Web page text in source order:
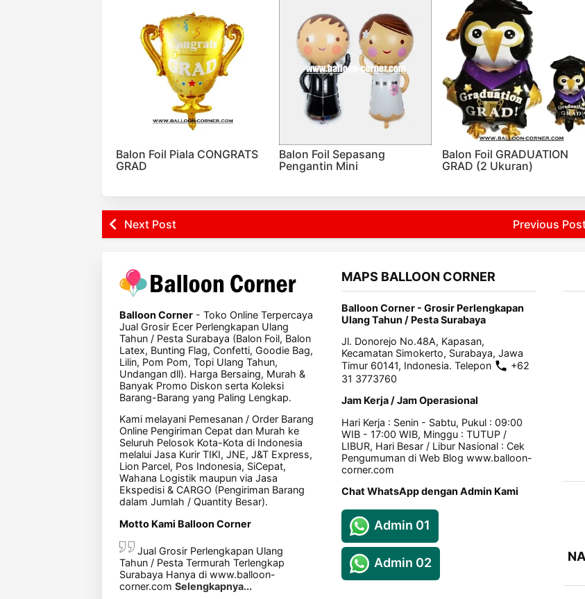
Balon Foil Piala CONGRATS
GRAD
Balon Foil Sepasang
Pengantin Mini
Balon Foil GRADUATION
GRAD (2 Ukuran)
Next Post Previous
Balloon Corner - Toko Online Terpercaya
Jual Grosir Ecer Perlengkapan Ulang
Tahun / Pesta Surabaya (Balon Foil, Balon
Latex, Bunting Flag, Confetti, Goodie Bag,
Lilin, Pom Pom, Topi Ulang Tahun,
Undangan dll). Harga Bersaing, Murah &
Banyak Promo Diskon serta Koleksi
Barang-Barang yang Paling Lengkap.
Kami melayani Pemesanan / Order Barang
Online Pengiriman Cepat dan Murah ke
Seluruh Pelosok Kota-Kota di Indonesia
melalui Jasa Kurir TIKI, JNE, J&T Express,
Lion Parcel, Pos Indonesia, SiCepat,
Wahana Logistik maupun via Jasa
Ekspedisi & CARGO (Pengiriman Barang
dalam Jumlah / Quantity Besar).
Motto Kami Balloon Corner
Jual Grosir Perlengkapan Ulang
Tahun / Pesta Termurah Terlengkap
Surabaya Hanya di www.balloon-
corner.com Selengkapnya...
MAPS BALLOON CORNER
Balloon Corner - Grosir Perlengkapan
Ulang Tahun / Pesta Surabaya
Jl. Donorejo No.48A, Kapasan,
Kecamatan Simokerto, Surabaya, Jawa
Timur 60141, Indonesia. Telepon
+62
31 3773760
Jam Kerja / Jam Operasional
Hari Kerja : Senin - Sabtu, Pukul : 09:00
WIB - 17:00 WIB, Minggu : TUTUP /
LIBUR, Hari Besar / Libur Nasional : Cek
Pengumuman di Web Blog www.balloon-
corner.com
Chat WhatsApp dengan Admin Kami
Admin 01
Admin 02